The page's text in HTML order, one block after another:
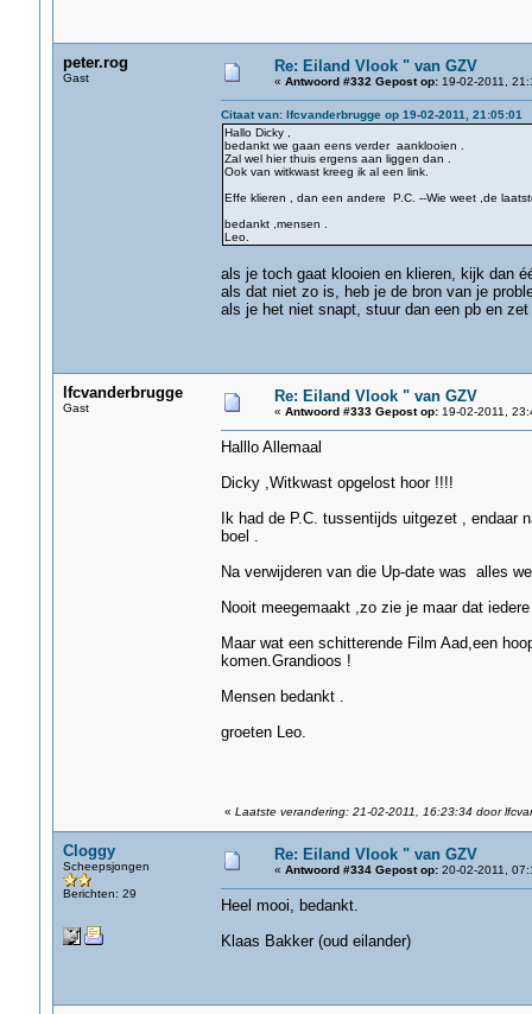
peter.rog
Gast
Re: Eiland Vlook " van GZV
« Antwoord #332 Gepost op:19-02-2011,
Citaat van: lfcvanderbrugge op 19-02-2011, 21:05:01
Hallo Dicky ,
bedankt we gaan eens verder aanklooien .
Zal wel hier thuis ergens aan liggen dan .
Ook van witkwast kreeg ik al een link.
Effe klieren , dan een andere P.C. --Wie weet ,de
bedankt ,mensen .
Leo.
als je toch gaat klooien en klieren, kijk dan
als dat niet zo is, heb je de bron van je
als je het niet snapt, stuur dan een pb en
lfcvanderbrugge
Gast
Re: Eiland Vlook " van GZV
« Antwoord #333 Gepost op:19-02-2011,
Halllo Allemaal
Dicky ,Witkwast opgelost hoor !!!!
Ik had de P.C. tussentijds uitgezet , endaar
boel .
Na verwijderen van die Up-date was alles
Nooit meegemaakt ,zo zie je maar dat
Maar wat een schitterende Film Aad,een
komen.Grandioos !
Mensen bedankt .
groeten Leo.
« Laatste verandering: 21-02-2011, 16:23:34 door
Cloggy
Scheepsjongen
Berichten: 29
Re: Eiland Vlook " van GZV
« Antwoord #334 Gepost op:20-02-2011,
Heel mooi, bedankt.
Klaas Bakker (oud eilander)